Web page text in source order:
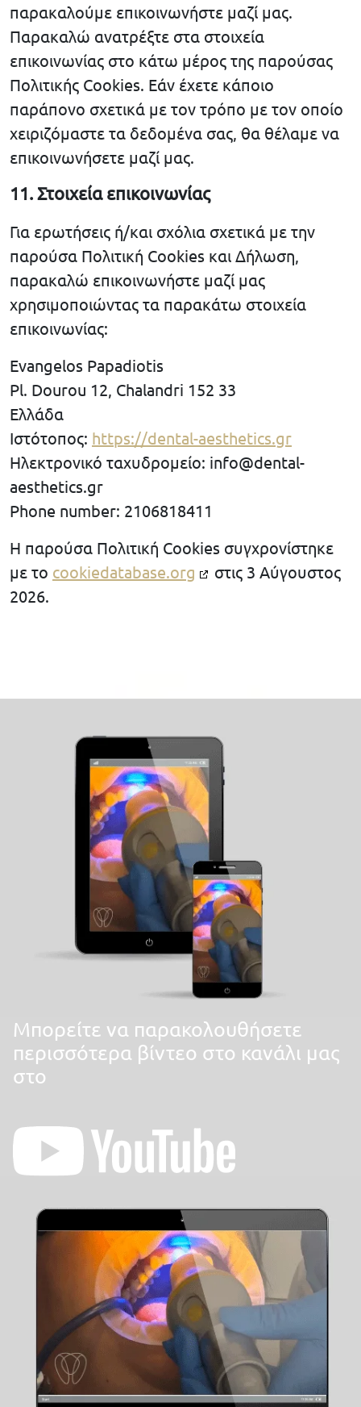
παρακαλούμε επικοινωνήστε μαζί μας.
Παρακαλώ ανατρέξτε στα στοιχεία
επικοινωνίας στο κάτω μέρος της παρούσας
Πολιτικής Cookies. Εάν έχετε κάποιο
παράπονο σχετικά με τον τρόπο με τον οποίο
χειριζόμαστε τα δεδομένα σας, θα θέλαμε να
επικοινωνήσετε μαζί μας.
11. Στοιχεία επικοινωνίας
Για ερωτήσεις ή/και σχόλια σχετικά με την
παρούσα Πολιτική Cookies και Δήλωση,
παρακαλώ επικοινωνήστε μαζί μας
χρησιμοποιώντας τα παρακάτω στοιχεία
επικοινωνίας:
Evangelos Papadiotis
Pl. Dourou 12, Chalandri 152 33
Ελλάδα
Ιστότοπος: https://dental-aesthetics.gr
Ηλεκτρονικό ταχυδρομείο: info@dental-
aesthetics.gr
Phone number: 2106818411
Η παρούσα Πολιτική Cookies συγχρονίστηκε
με το cookiedatabase.org
στις 3 Αύγουστος
2026.
Mπορείτε να παρακολουθήσετε
περισσότερα βίντεο στο κανάλι μας
στο